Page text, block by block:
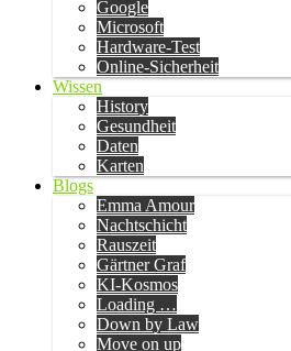
Google
Microsoft
Hardware-Test
Online-Sicherheit
Wissen
History
Gesundheit
Daten
Karten
Blogs
Emma Amour
Nachtschicht
Rauszeit
Gärtner Graf
KI-Kosmos
Loading …
Down by Law
Move on up